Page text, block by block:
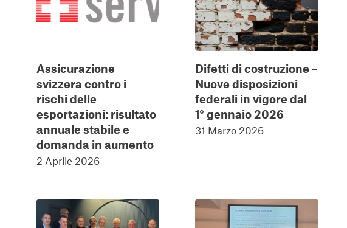
Assicurazione
svizzera contro i
rischi delle
esportazioni: risultato
annuale stabile e
domanda in aumento
2 Aprile 2026
Difetti di costruzione –
Nuove disposizioni
federali in vigore dal
1° gennaio 2026
31 Marzo 2026